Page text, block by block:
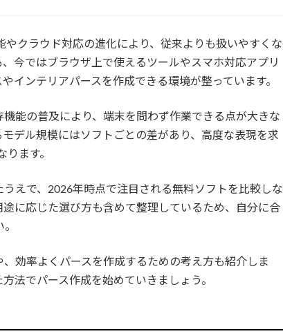
クラウド対応の進化により、従来よりも扱いやすくな
今ではブラウザ上で使えるツールやスマホ対応アプリ
インテリアパースを作成できる環境が整っています。
能の普及により、端末を問わず作業できる点が大きな
デル規模にはソフトごとの差があり、高度な表現を求
ます。
えで、2026年時点で注目される無料ソフトを比較しな
に応じた選び方も含めて整理しているため、自分に合
効率よくパースを作成するための考え方も紹介しま
法でパース作成を始めていきましょう。